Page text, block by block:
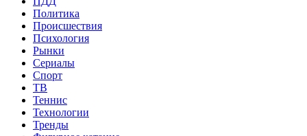
Политика
Происшествия
Психология
Рынки
Сериалы
Спорт
ТВ
Теннис
Технологии
Тренды